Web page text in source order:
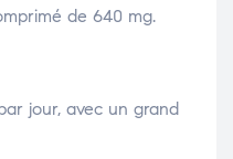
de 640 mg.
jour, avec un grand